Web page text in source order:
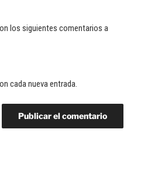
los siguientes comentarios a
cada nueva entrada.